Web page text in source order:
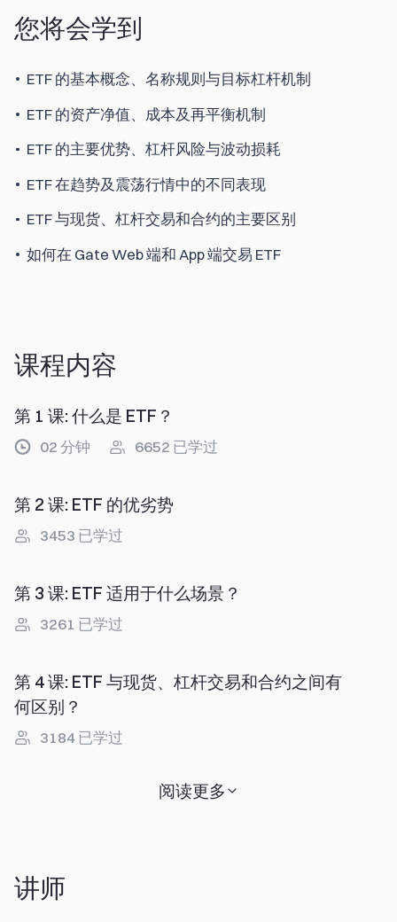
您将会学到
ETF 的基本概念、名称规则与目标杠杆机制
ETF 的资产净值、成本及再平衡机制
ETF 的主要优势、杠杆风险与波动损耗
ETF 在趋势及震荡行情中的不同表现
ETF 与现货、杠杆交易和合约的主要区别
如何在 Gate Web 端和 App 端交易 ETF
课程内容
第 1 课: 什么是 ETF？
02 分钟 6652 已学过
第 2 课: ETF 的优劣势
3453 已学过
第 3 课: ETF 适用于什么场景？
3261 已学过
第 4 课: ETF 与现货、杠杆交易和合约之间有
何区别？
3184 已学过
阅读更多
讲师